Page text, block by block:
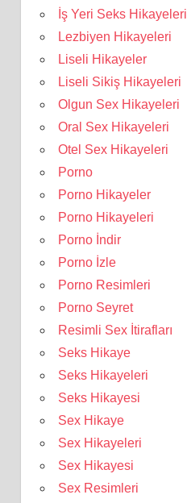
İş Yeri Seks Hikayeleri
Lezbiyen Hikayeleri
Liseli Hikayeler
Liseli Sikiş Hikayeleri
Olgun Sex Hikayeleri
Oral Sex Hikayeleri
Otel Sex Hikayeleri
Porno
Porno Hikayeler
Porno Hikayeleri
Porno İndir
Porno İzle
Porno Resimleri
Porno Seyret
Resimli Sex İtirafları
Seks Hikaye
Seks Hikayeleri
Seks Hikayesi
Sex Hikaye
Sex Hikayeleri
Sex Hikayesi
Sex Resimleri